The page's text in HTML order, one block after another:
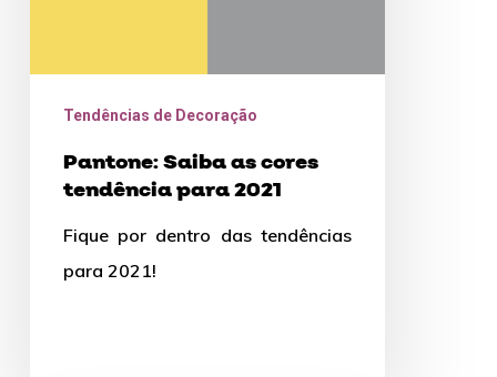
Tendências de Decoração
Pantone: Saiba as cores
tendência para 2021
Fique por dentro das tendências
para 2021!